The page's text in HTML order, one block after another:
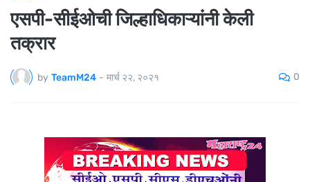
एसपी-सीईओची जिल्हाधिकाऱ्यांनी केली
तक्रार
by TeamM24 - मार्च २२, २०२१ 0